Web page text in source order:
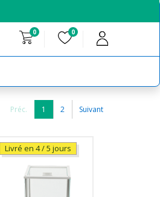
0 0
Préc. 1 2 Suivant
Livré en 4 / 5 jours